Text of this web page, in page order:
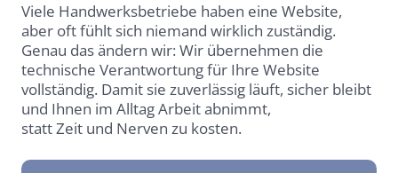
Viele Handwerksbetriebe haben eine Website,
aber oft fühlt sich niemand wirklich zuständig.
Genau das ändern wir: Wir übernehmen die
technische Verantwortung für Ihre Website
vollständig. Damit sie zuverlässig läuft, sicher bleibt
und Ihnen im Alltag Arbeit abnimmt,
statt Zeit und Nerven zu kosten.